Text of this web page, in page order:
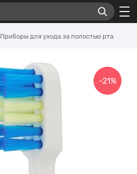
Приборы для ухода за полостью рта
-21%